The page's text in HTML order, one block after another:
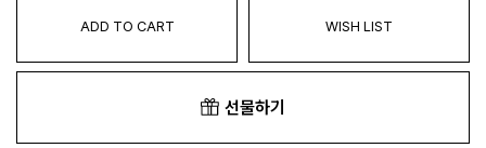
ADD TO CART WISH LIST
선물하기